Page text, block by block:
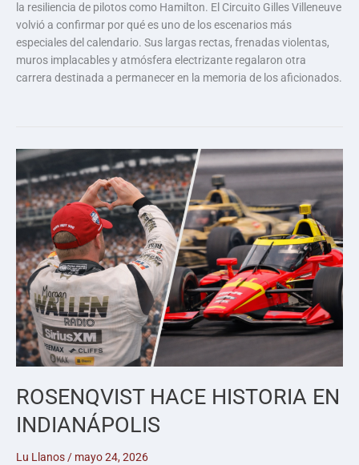
la resiliencia de pilotos como Hamilton. El Circuito Gilles Villeneuve
volvió a confirmar por qué es uno de los escenarios más
especiales del calendario. Sus largas rectas, frenadas violentas,
muros implacables y atmósfera electrizante regalaron otra
carrera destinada a permanecer en la memoria de los aficionados.
ROSENQVIST HACE HISTORIA EN
INDIANÁPOLIS
Lu Llanos/ mayo 24, 2026